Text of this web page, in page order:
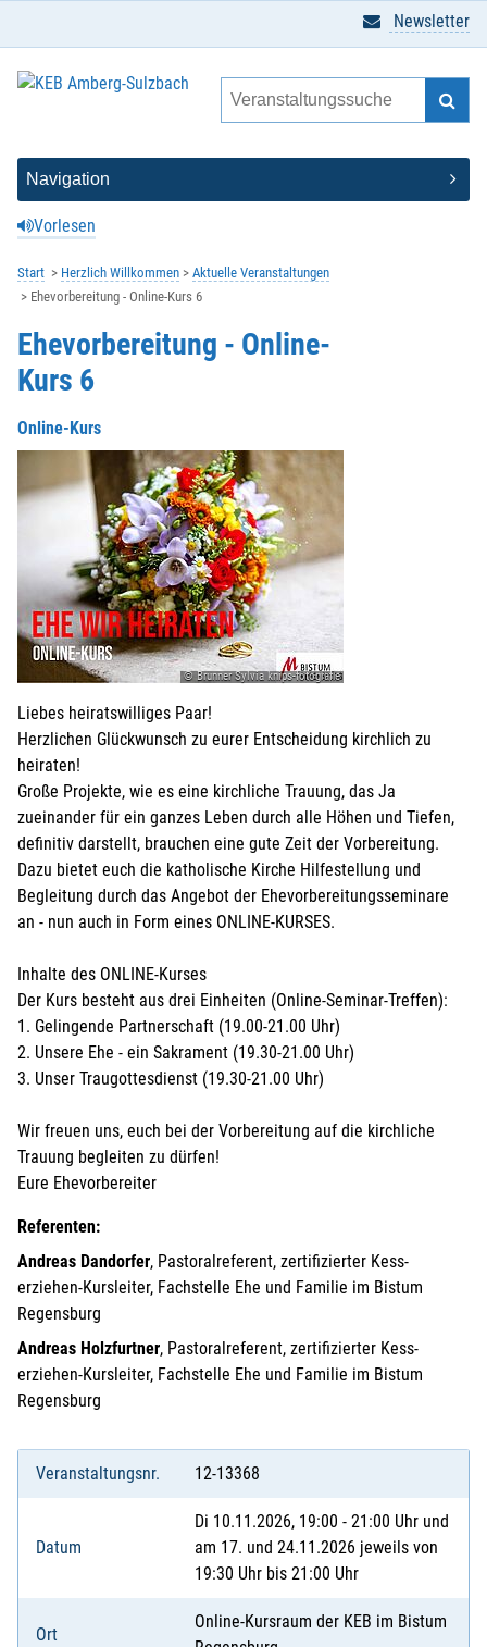
Vorlesen
Newsletter
Start Herzlich Willkommen
Aktuelle Veranstaltungen
Ehevorbereitung - Online-Kurs 6
Ehevorbereitung - Online-
Kurs 6
Online-Kurs
© Brunner Sylvia knips-fotografie
Liebes heiratswilliges Paar!
Herzlichen Glückwunsch zu eurer Entscheidung kirchlich zu
heiraten!
Große Projekte, wie es eine kirchliche Trauung, das Ja
zueinander für ein ganzes Leben durch alle Höhen und Tiefen,
definitiv darstellt, brauchen eine gute Zeit der Vorbereitung.
Dazu bietet euch die katholische Kirche Hilfestellung und
Begleitung durch das Angebot der Ehevorbereitungsseminare
an - nun auch in Form eines ONLINE-KURSES.
Inhalte des ONLINE-Kurses
Der Kurs besteht aus drei Einheiten (Online-Seminar-Treffen):
1. Gelingende Partnerschaft (19.00-21.00 Uhr)
2. Unsere Ehe - ein Sakrament (19.30-21.00 Uhr)
3. Unser Traugottesdienst (19.30-21.00 Uhr)
Wir freuen uns, euch bei der Vorbereitung auf die kirchliche
Trauung begleiten zu dürfen!
Eure Ehevorbereiter
Referenten:
Andreas Dandorfer, Pastoralreferent, zertifizierter Kess-
erziehen-Kursleiter, Fachstelle Ehe und Familie im Bistum
Regensburg
Andreas Holzfurtner, Pastoralreferent, zertifizierter Kess-
erziehen-Kursleiter, Fachstelle Ehe und Familie im Bistum
Regensburg
Veranstaltungsnr. 12-13368
Datum
Di 10.11.2026, 19:00 - 21:00 Uhr und
am 17. und 24.11.2026 jeweils von
19:30 Uhr bis 21:00 Uhr
Ort
Online-Kursraum der KEB im Bistum